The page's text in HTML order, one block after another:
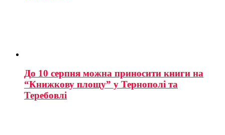
До 10 серпня можна приносити книги на
“Книжкову площу” у Тернополі та
Теребовлі